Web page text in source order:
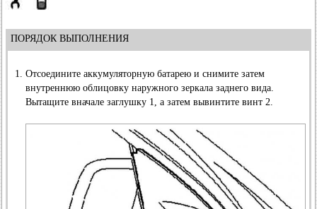
ПОРЯДОК ВЫПОЛНЕНИЯ
Отсоедините аккумуляторную батарею и снимите затем
внутреннюю облицовку наружного зеркала заднего вида.
Вытащите вначале заглушку 1, а затем вывинтите винт 2.